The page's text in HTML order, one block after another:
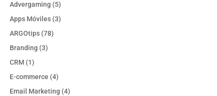
Advergaming (5)
Apps Móviles (3)
ARGOtips (78)
Branding (3)
CRM (1)
E-commerce (4)
Email Marketing (4)